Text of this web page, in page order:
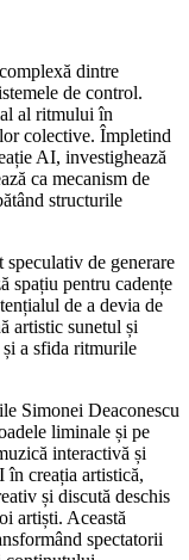
dintre
de control.
al ritmului în
colective. Împletind
AI, investighează
ca mecanism de
structurile
de generare
spațiu pentru cadențe
de a devia de
artistic sunetul și
și a sfida ritmurile
Simonei Deaconescu
liminale și pe
interactivă și
în creația artistică,
și discută deschis
artiști. Această
spectatorii